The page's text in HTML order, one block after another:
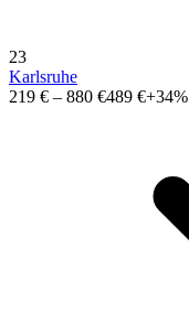
23
Karlsruhe
219 € – 880 €489 €+34%